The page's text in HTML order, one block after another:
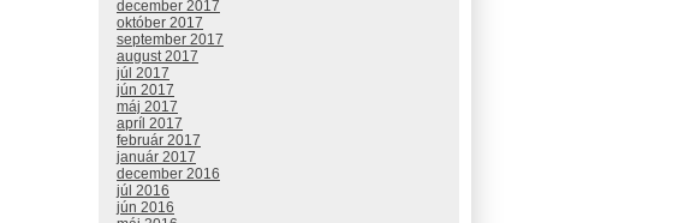
december 2017
október 2017
september 2017
august 2017
júl 2017
jún 2017
máj 2017
apríl 2017
február 2017
január 2017
december 2016
júl 2016
jún 2016